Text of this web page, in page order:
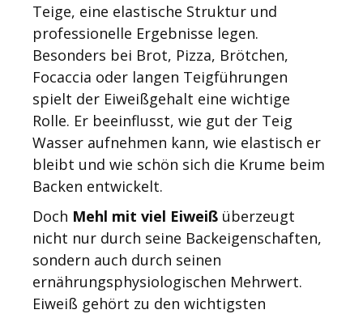
Teige, eine elastische Struktur und
professionelle Ergebnisse legen.
Besonders bei Brot, Pizza, Brötchen,
Focaccia oder langen Teigführungen
spielt der Eiweißgehalt eine wichtige
Rolle. Er beeinflusst, wie gut der Teig
Wasser aufnehmen kann, wie elastisch er
bleibt und wie schön sich die Krume beim
Backen entwickelt.
Doch Mehl mit viel Eiweiß überzeugt
nicht nur durch seine Backeigenschaften,
sondern auch durch seinen
ernährungsphysiologischen Mehrwert.
Eiweiß gehört zu den wichtigsten